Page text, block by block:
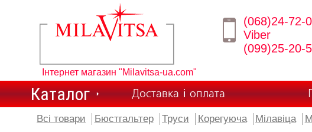
Інтернет магазин "Milavitsa-ua.com"
(068)24-72-
Viber
(099)25-20-
Каталог Доставка і оплата
Всі товари Бюстгальтер Труси Корегуюча Мілавіца